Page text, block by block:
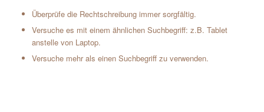
Überprüfe die Rechtschreibung immer sorgfältig.
Versuche es mit einem ähnlichen Suchbegriff: z.B. Tablet
anstelle von Laptop.
Versuche mehr als einen Suchbegriff zu verwenden.